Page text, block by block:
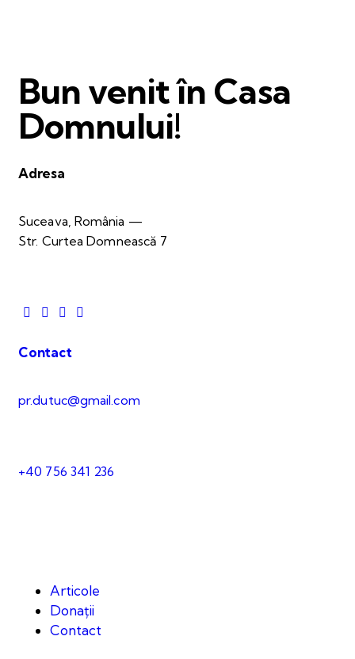
Bun venit în Casa
Domnului!
Adresa
Suceava, România —
Str. Curtea Domnească 7
Contact
pr.dutuc@gmail.com
+40 756 341 236
Articole
Donații
Contact